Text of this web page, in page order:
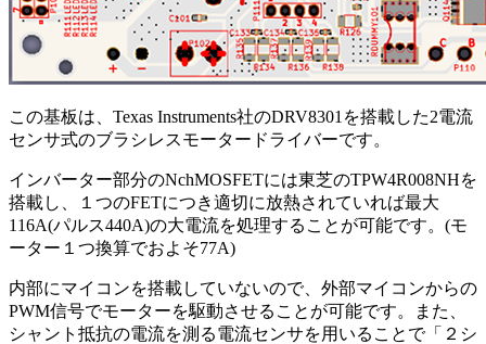
この基板は、Texas Instruments社のDRV8301を搭載した2電流
センサ式のブラシレスモータードライバーです。
インバーター部分のNchMOSFETには東芝のTPW4R008NHを
搭載し、１つのFETにつき適切に放熱されていれば最大
116A(パルス440A)の大電流を処理することが可能です。(モ
ーター１つ換算でおよそ77A)
内部にマイコンを搭載していないので、外部マイコンからの
PWM信号でモーターを駆動させることが可能です。また、
シャント抵抗の電流を測る電流センサを用いることで「２シ